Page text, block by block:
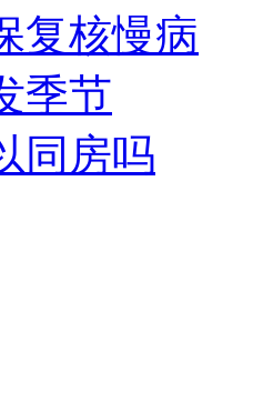
复核慢病
季节
同房吗